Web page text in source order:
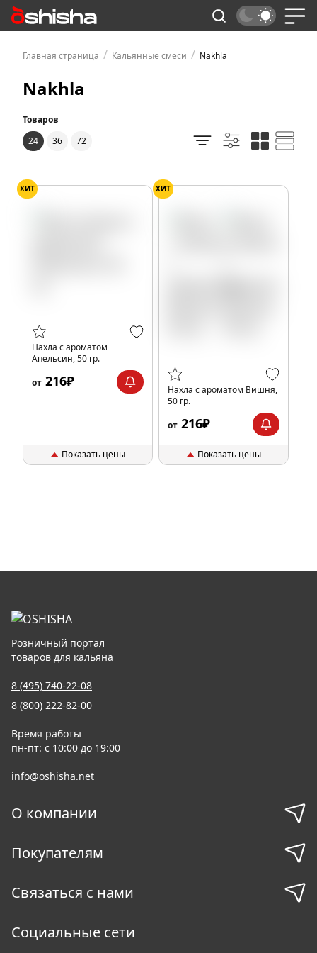
Главная страница / Кальянные смеси / Nakhla
Nakhla
Товаров
24
36 72
ХИТ
Нахла с ароматом
Апельсин, 50 гр.
от 216₽
Показать цены
ХИТ
Нахла с ароматом Вишня,
50 гр.
от 216₽
Показать цены
Розничный портал
товаров для кальяна
8 (495) 740-22-08
8 (800) 222-82-00
Время работы
пн-пт: с 10:00 до 19:00
info@oshisha.net
О компании
Покупателям
Связаться с нами
Социальные сети